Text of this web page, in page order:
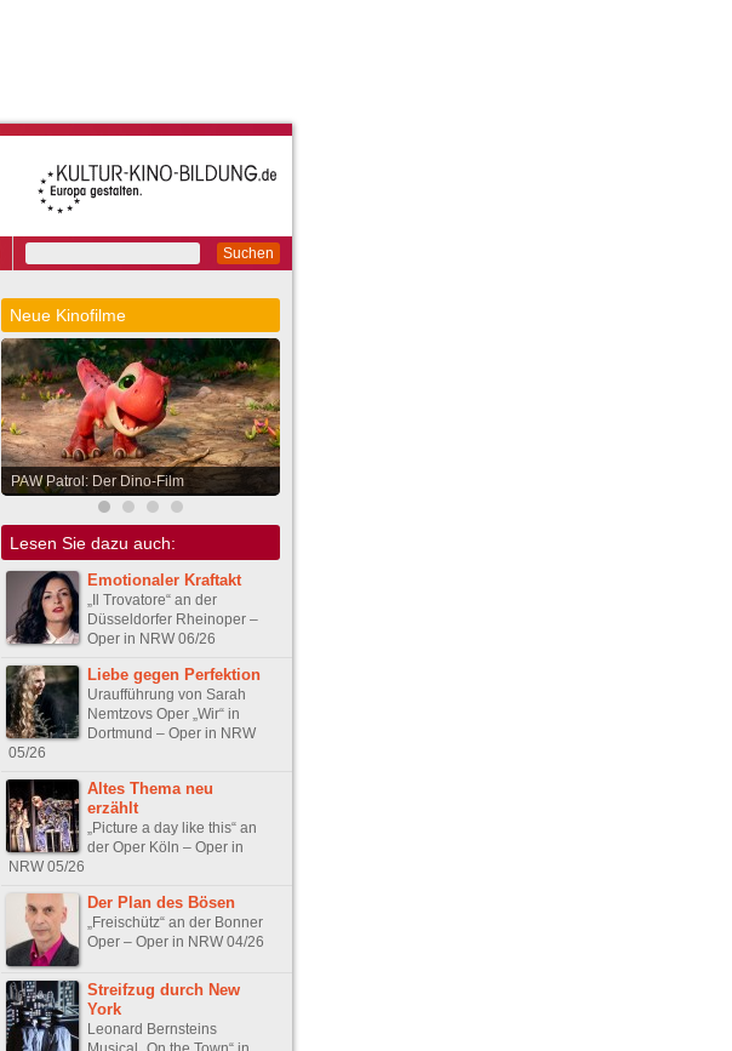
Suchen
Neue Kinofilme
PAW Patrol: Der Dino-Film
Lesen Sie dazu auch:
Emotionaler Kraftakt
„Il Trovatore“ an der
Düsseldorfer Rheinoper –
Oper in NRW 06/26
Liebe gegen Perfektion
Uraufführung von Sarah
Nemtzovs Oper „Wir“ in
Dortmund – Oper in NRW
05/26
Altes Thema neu
erzählt
„Picture a day like this“ an
der Oper Köln – Oper in
NRW 05/26
Der Plan des Bösen
„Freischütz“ an der Bonner
Oper – Oper in NRW 04/26
Streifzug durch New
York
Leonard Bernsteins